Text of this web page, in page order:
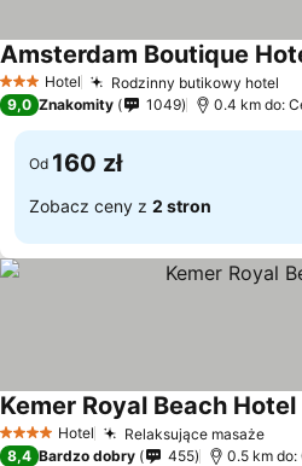
3 Kategoria
Hotel Rodzinny butikowy hotel
Amsterdam Boutique
9,0 Znakomity 1049 0.4 km do:
Od 160 zł
Zobacz ceny z 2 stron
4 KategoriaHotel Relaksujące masaże
Kemer Royal Beach Hotel
8,4 Bardzo dobry 455 0.5 km do: